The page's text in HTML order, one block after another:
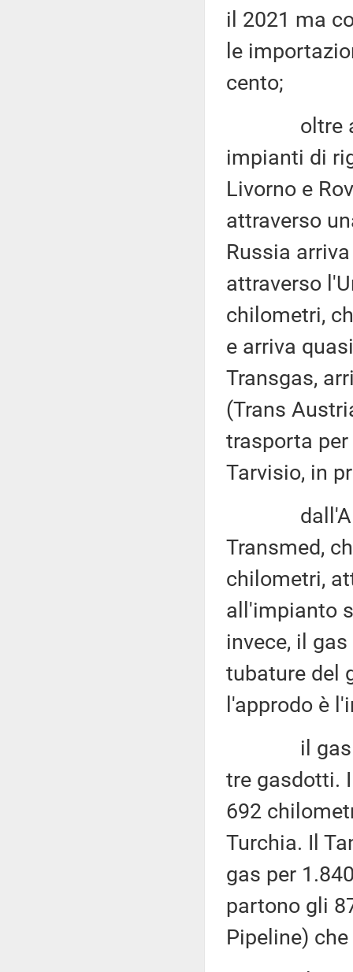
il 2021 ma
le
cento;
oltre alle
impianti di
Livorno e
attraverso
Russia
attraverso
chilometri,
e arriva
Transgas,
(Trans
trasporta
Tarvisio, in
Transmed,
chilometri,
all'impianto
invece, il
tubature del
l'approdo è
il gas
tre gasdotti.
692
Turchia. Il
gas per
partono gli
Pipeline)